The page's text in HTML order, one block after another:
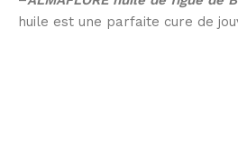
huile est une parfaite cure de